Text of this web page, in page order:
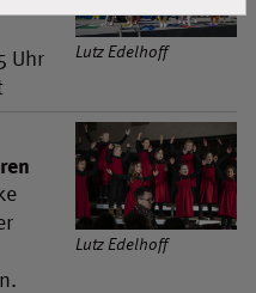
Uhr
Lutz Edelhoff
Lutz Edelhoff